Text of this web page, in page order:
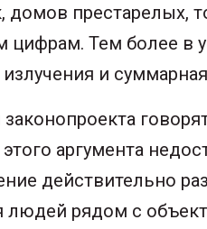
домов престарелых,
Тем более в
и
этого аргумента
действительно
людей рядом с